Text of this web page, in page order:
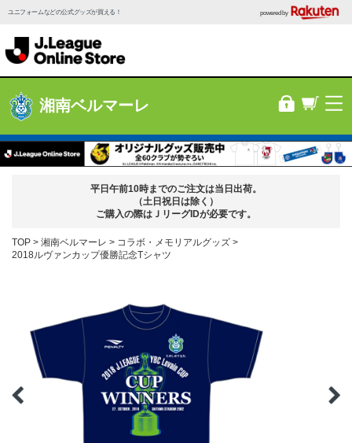
ユニフォームなどの公式グッズが買える！ powered by
湘南ベルマーレ
平日午前10時までのご注文は当日出荷。
（土日祝日は除く）
ご購入の際はＪリーグIDが必要です。
TOP 湘南ベルマーレ
コラボ・メモリアルグッズ
2018ルヴァンカップ優勝記念Tシャツ